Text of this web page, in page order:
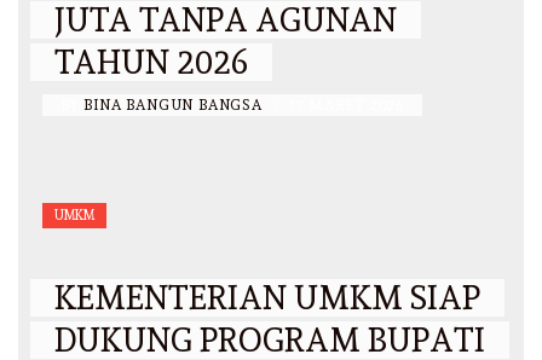
JUTA TANPA AGUNAN
TAHUN 2026
BINA BANGUN BANGSA
UMKM
KEMENTERIAN UMKM SIAP
DUKUNG PROGRAM BUPATI